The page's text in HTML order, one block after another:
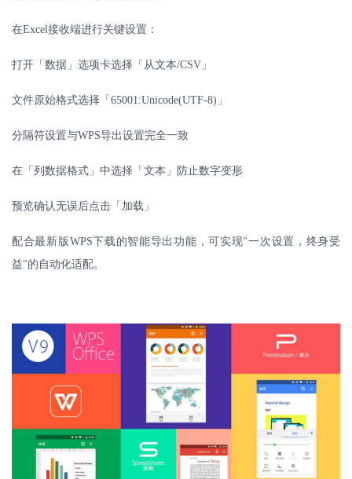
在Excel接收端进行关键设置：
打开「数据」选项卡选择「从文本/CSV 」
文件原始格式选择「 65001:Unicode(UTF-8) 」
分隔符设置与WPS导出设置完全一致
在「列数据格式」中选择「文本」防止数字变形
预览确认无误后点击「加载」
配合最新版WPS下载的智能导出功能，可实现"一次设置，终身受
益"的自动化适配。